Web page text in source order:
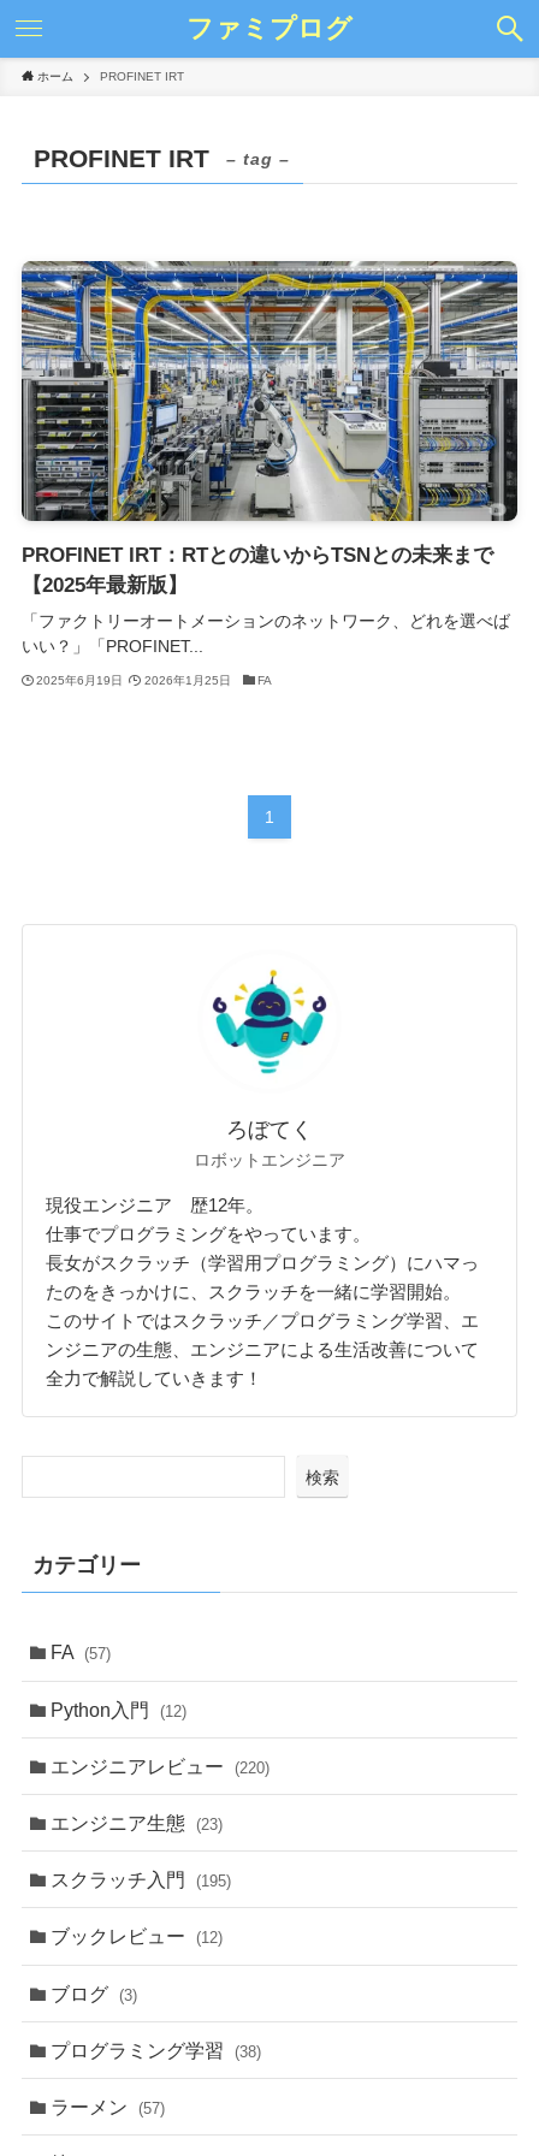
ファミプログ
ホーム PROFINET IRT
PROFINET IRT – tag –
PROFINET IRT：RTとの違いからTSNとの未来まで
【2025年最新版】
「ファクトリーオートメーションのネットワーク、どれを選べば
いい？」「PROFINET...
2025年6月19日 2026年1月25日 FA
1
ろぼてく
ロボットエンジニア
現役エンジニア 歴12年。
仕事でプログラミングをやっています。
長女がスクラッチ（学習用プログラミング）にハマっ
たのをきっかけに、スクラッチを一緒に学習開始。
このサイトではスクラッチ／プログラミング学習、エ
ンジニアの生態、エンジニアによる生活改善について
全力で解説していきます！
検索
カテゴリー
FA (57)
Python入門 (12)
エンジニアレビュー (220)
エンジニア生態 (23)
スクラッチ入門 (195)
ブックレビュー (12)
ブログ (3)
プログラミング学習 (38)
ラーメン (57)